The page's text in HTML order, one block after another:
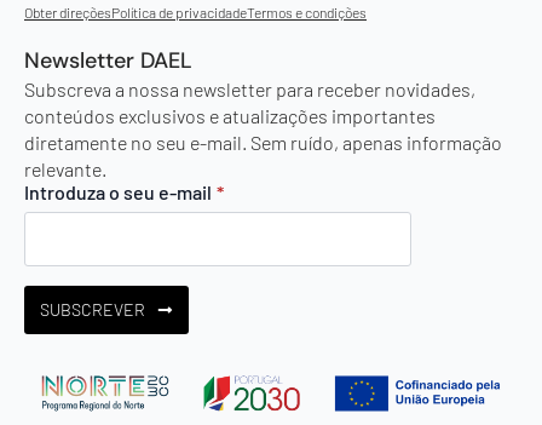
Obter direçõesPolítica de privacidadeTermos e condições
Newsletter DAEL
Subscreva a nossa newsletter para receber novidades,
conteúdos exclusivos e atualizações importantes
diretamente no seu e-mail. Sem ruído, apenas informação
relevante.
Introduza o seu e-mail *
SUBSCREVER